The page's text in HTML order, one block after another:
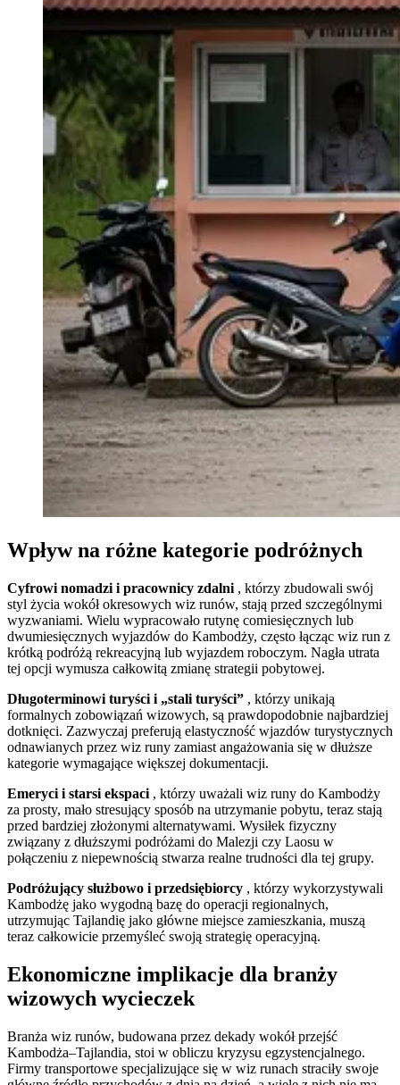
Wpływ na różne kategorie podróżnych
Cyfrowi nomadzi i pracownicy zdalni , którzy zbudowali swój
styl życia wokół okresowych wiz runów, stają przed szczególnymi
wyzwaniami. Wielu wypracowało rutynę comiesięcznych lub
dwumiesięcznych wyjazdów do Kambodży, często łącząc wiz run z
krótką podróżą rekreacyjną lub wyjazdem roboczym. Nagła utrata
tej opcji wymusza całkowitą zmianę strategii pobytowej.
Długoterminowi turyści i „stali turyści” , którzy unikają
formalnych zobowiązań wizowych, są prawdopodobnie najbardziej
dotknięci. Zazwyczaj preferują elastyczność wjazdów turystycznych
odnawianych przez wiz runy zamiast angażowania się w dłuższe
kategorie wymagające większej dokumentacji.
Emeryci i starsi ekspaci , którzy uważali wiz runy do Kambodży
za prosty, mało stresujący sposób na utrzymanie pobytu, teraz stają
przed bardziej złożonymi alternatywami. Wysiłek fizyczny
związany z dłuższymi podróżami do Malezji czy Laosu w
połączeniu z niepewnością stwarza realne trudności dla tej grupy.
Podróżujący służbowo i przedsiębiorcy , którzy wykorzystywali
Kambodżę jako wygodną bazę do operacji regionalnych,
utrzymując Tajlandię jako główne miejsce zamieszkania, muszą
teraz całkowicie przemyśleć swoją strategię operacyjną.
Ekonomiczne implikacje dla branży
wizowych wycieczek
Branża wiz runów, budowana przez dekady wokół przejść
Kambodża–Tajlandia, stoi w obliczu kryzysu egzystencjalnego.
Firmy transportowe specjalizujące się w wiz runach straciły swoje